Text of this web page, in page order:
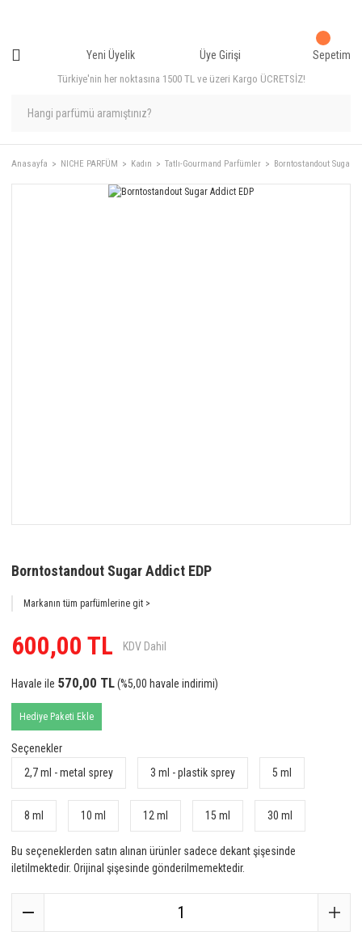
Türkiye'nin her noktasına 1500 TL ve üzeri Kargo ÜCRETSİZ!
Yeni Üyelik Üye Girişi Sepetim
Anasayfa NICHE PARFÜM Kadın Tatlı-Gourmand Parfümler Borntostandout Sugar
Borntostandout Sugar Addict EDP
Markanın tüm parfümlerine git >
600,00 TL KDV Dahil
Havale ile 570,00 TL(%5,00 havale indirimi)
Hediye Paketi Ekle
Seçenekler
2,7 ml - metal sprey
3 ml - plastik sprey 5 ml
8 ml 10 ml 12 ml 15 ml 30 ml
Bu seçeneklerden satın alınan ürünler sadece dekant şişesinde
iletilmektedir. Orijinal şişesinde gönderilmemektedir.